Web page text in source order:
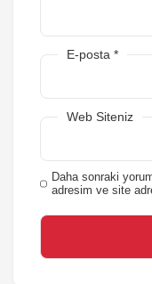
E-posta *
Web Siteniz
Daha sonraki
adresim ve site